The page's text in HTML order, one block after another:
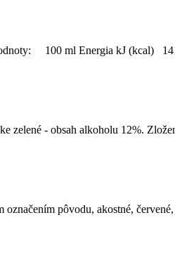
100 ml Energia kJ (kcal)
- obsah alkoholu 12%.
pôvodu, akostné,